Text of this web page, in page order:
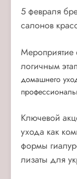
5 февраля
салонов
Мероприятие
логичным
домашнего
Ключевой
ухода как
формы
лизаты для